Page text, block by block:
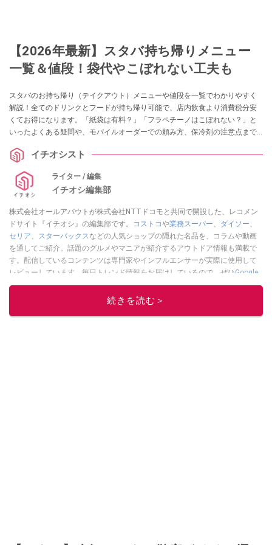
【2026年最新】スタバ持ち帰りメニュー
一覧＆値段！袋代やこぼれない工夫も
スタバのお持ち帰り（テイクアウト）メニューや値段を一覧でわかりやすく
解説！全てのドリンクとフードが持ち帰り可能で、店内飲食より消費税分安
くてお得になります。「紙袋は有料？」「フラペチーノはこぼれない？」と
いったよくある疑問や、モバイルオーダーでの頼み方、保冷剤の注意点まで
イチオシスト
ライター / 編集
イチオシ編集部
株式会社オールアバウトが株式会社NTTドコモと共同で開設した、レコメン
ドサイト『イチオシ』の編集部です。
コストコや業務スーパー、 ダイソー、
セリア、 スターバックスなどの人気ショップの隠れた名品を、コラムや動画
を通してご紹介。話題のグルメやマニアが紹介するアウトドア情報も満載で
す。配信しているコンテンツは専門家やインフルエンサーが実際に使用して
レビューしています。毎日トレンド情報をお届けしているので、ぜひGoogle
ニュースでフォローしてください！
このイチオシストの他の記事を読む
続きを読む＞